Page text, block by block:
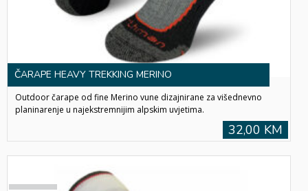
ČARAPE HEAVY TREKKING MERINO
Outdoor čarape od fine Merino vune dizajnirane za višednevno
planinarenje u najekstremnijim alpskim uvjetima.
32,00 KM